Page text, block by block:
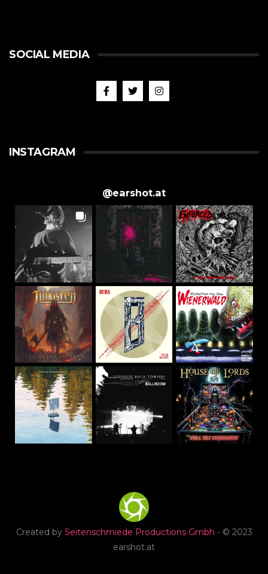
SOCIAL MEDIA
INSTAGRAM
@earshot.at
Created by Seitenschmiede Productions Gmbh - © 2023
earshot.at